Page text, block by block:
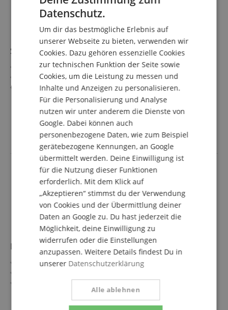
So schön klingt Marschmusik
14 bekannte Märsche
Von Florian Michlbauer
In Griffschrift
Schwierigkeitsgrad: 5 (schwer)
Aufnahme in Stimmung: B-Es-As-Des
32 Seiten, DIN A4, Spiralbindung
mehr anzeigen
36,90 €
Versandkosten (AT)
Das Schlager Wunschkonzert
Spielheft für Steirische Harmonika
FRENCH
ITALIAN
SPANISH
Datenschutz.
Um dir das bestmögliche Erlebnis auf
unserer Webseite zu bieten, verwenden wir
Cookies. Dazu gehören essenzielle Cookies
zur technischen Funktion der Seite sowie
Cookies, um die Leistung zu messen und
Inhalte und Anzeigen zu personalisieren.
Für die Personalisierung und Analyse
nutzen wir unter anderem die Dienste von
Google. Dabei können auch
personenbezogene Daten, wie zum Beispiel
gerätebezogene Kennungen, an Google
übermittelt werden. Deine Einwilligung ist
für die Nutzung dieser Funktionen
erforderlich. Mit dem Klick auf
„Akzeptieren“ stimmst du der Verwendung
von Cookies und der Übermittlung deiner
Daten an Google zu. Du hast jederzeit die
Möglichkeit, deine Einwilligung zu
widerrufen oder die Einstellungen
anzupassen. Weitere Details findest Du in
unserer Datenschutzerklärung
Alle ablehnen